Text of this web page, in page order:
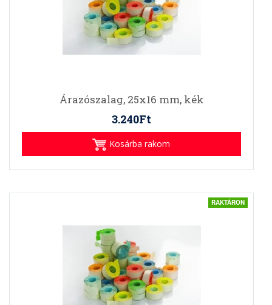
Árazószalag, 25x16 mm, kék
3.240Ft
Kosárba rakom
RAKTÁRON